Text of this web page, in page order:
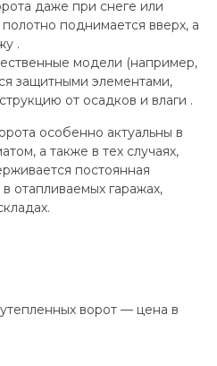
даже при снеге или
полотно поднимается вверх, а
.
модели (например,
защитными элементами,
от осадков и влаги .
особенно актуальны в
а также в тех случаях,
постоянная
отапливаемых гаражах,
ворот — цена в